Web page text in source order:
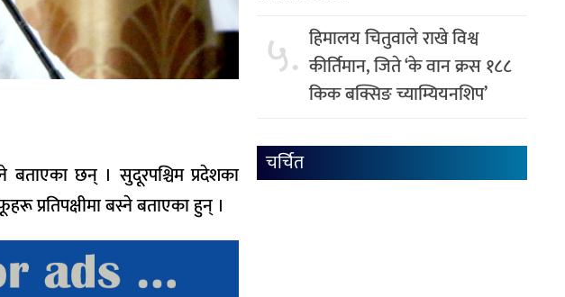
बताएका छन् । सुदूरपश्चिम प्रदेशका
प्रतिपक्षीमा बस्ने बताएका हुन् ।
५. हिमालय चितुवाले राखे विश्व
कीर्तिमान, जिते ‘के वान क्रस १८८
किक बक्सिङ च्याम्यियनशिप’
चर्चित